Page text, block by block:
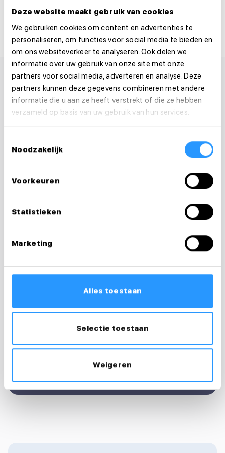
Deze website maakt gebruik van cookies
We gebruiken cookies om content en advertenties te
personaliseren, om functies voor social media te bieden en
om ons websiteverkeer te analyseren. Ook delen we
informatie over uw gebruik van onze site met onze
partners voor social media, adverteren en analyse. Deze
partners kunnen deze gegevens combineren met andere
informatie die u aan ze heeft verstrekt of die ze hebben
verzameld op basis van uw gebruik van hun services.
Noodzakelijk
Voorkeuren
Statistieken
Marketing
Alles toestaan
Selectie toestaan
Weigeren
Floortje
Recruiter & loopbaancoach
0683124007
floortje@medewerkersindezorg.nl